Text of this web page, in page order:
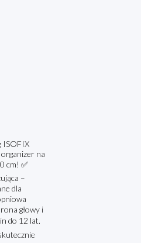
ISOFIX
na
cm! ✅
–
dla
głowy i
do 12 lat.